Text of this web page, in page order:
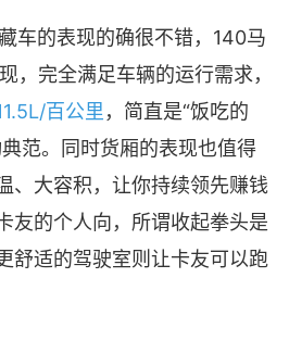
车的表现的确很不错，140马
，完全满足车辆的运行需求，
百公里 ，简直是“饭吃的
范。同时货厢的表现也值得
、大容积，让你持续领先赚钱
友的个人向，所谓收起拳头是
舒适的驾驶室则让卡友可以跑